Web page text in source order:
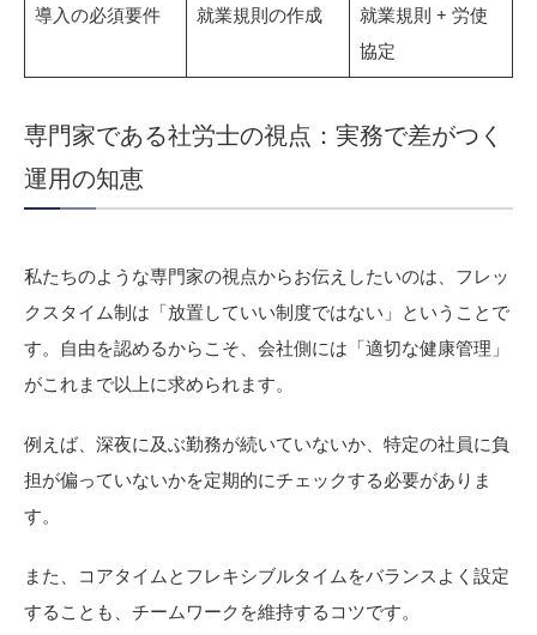
導入の必須要件 就業規則の作成
就業規則 + 労使
協定
専門家である社労士の視点：実務で差がつく
運用の知恵
私たちのような専門家の視点からお伝えしたいのは、フレッ
クスタイム制は「放置していい制度ではない」ということで
す。自由を認めるからこそ、会社側には「適切な健康管理」
がこれまで以上に求められます。
例えば、深夜に及ぶ勤務が続いていないか、特定の社員に負
担が偏っていないかを定期的にチェックする必要がありま
す。
また、コアタイムとフレキシブルタイムをバランスよく設定
することも、チームワークを維持するコツです。